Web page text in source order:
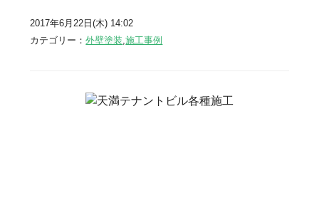
2017年6月22日(木) 14:02
カテゴリー：外壁塗装,施工事例